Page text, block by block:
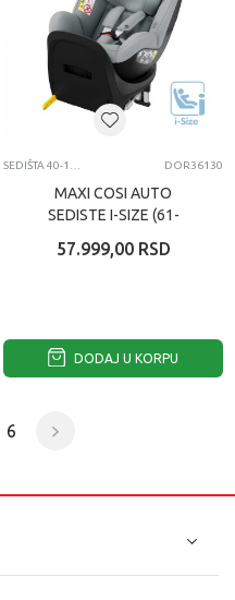
DOR36130
MAXI COSI AUTO
SEDISTE I-SIZE (61-
GREY
57.999,00 RSD
DODAJ U KORPU
6